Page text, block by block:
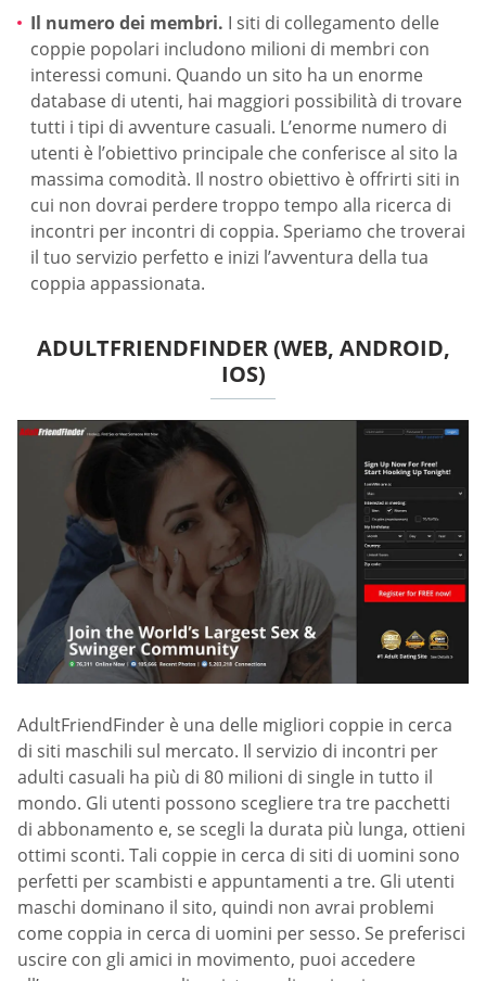
Il numero dei membri. I siti di collegamento delle
coppie popolari includono milioni di membri con
interessi comuni. Quando un sito ha un enorme
database di utenti, hai maggiori possibilità di trovare
tutti i tipi di avventure casuali. L’enorme numero di
utenti è l’obiettivo principale che conferisce al sito la
massima comodità. Il nostro obiettivo è offrirti siti in
cui non dovrai perdere troppo tempo alla ricerca di
incontri per incontri di coppia. Speriamo che troverai
il tuo servizio perfetto e inizi l’avventura della tua
coppia appassionata.
ADULTFRIENDFINDER (WEB, ANDROID,
IOS)
AdultFriendFinder è una delle migliori coppie in cerca
di siti maschili sul mercato. Il servizio di incontri per
adulti casuali ha più di 80 milioni di single in tutto il
mondo. Gli utenti possono scegliere tra tre pacchetti
di abbonamento e, se scegli la durata più lunga, ottieni
ottimi sconti. Tali coppie in cerca di siti di uomini sono
perfetti per scambisti e appuntamenti a tre. Gli utenti
maschi dominano il sito, quindi non avrai problemi
come coppia in cerca di uomini per sesso. Se preferisci
uscire con gli amici in movimento, puoi accedere